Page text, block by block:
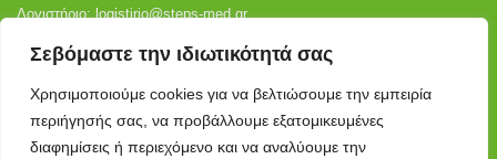
Σεβόμαστε την ιδιωτικότητά σας
Χρησιμοποιούμε cookies για να βελτιώσουμε την εμπειρία
περιήγησής σας, να προβάλλουμε εξατομικευμένες
διαφημίσεις ή περιεχόμενο και να αναλύουμε την
Λογιστήριο: logistirio@steps-med.gr
Αποθήκη:
warehouse@steps-med.gr
+30 2310 699 887 +30 2316 006 530